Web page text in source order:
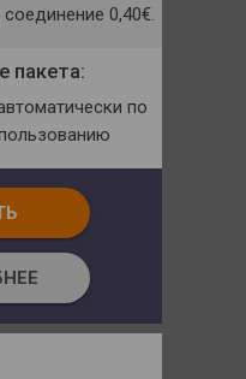
0,40€.
пакета:
по